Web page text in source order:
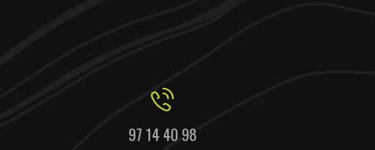
97 14 40 98